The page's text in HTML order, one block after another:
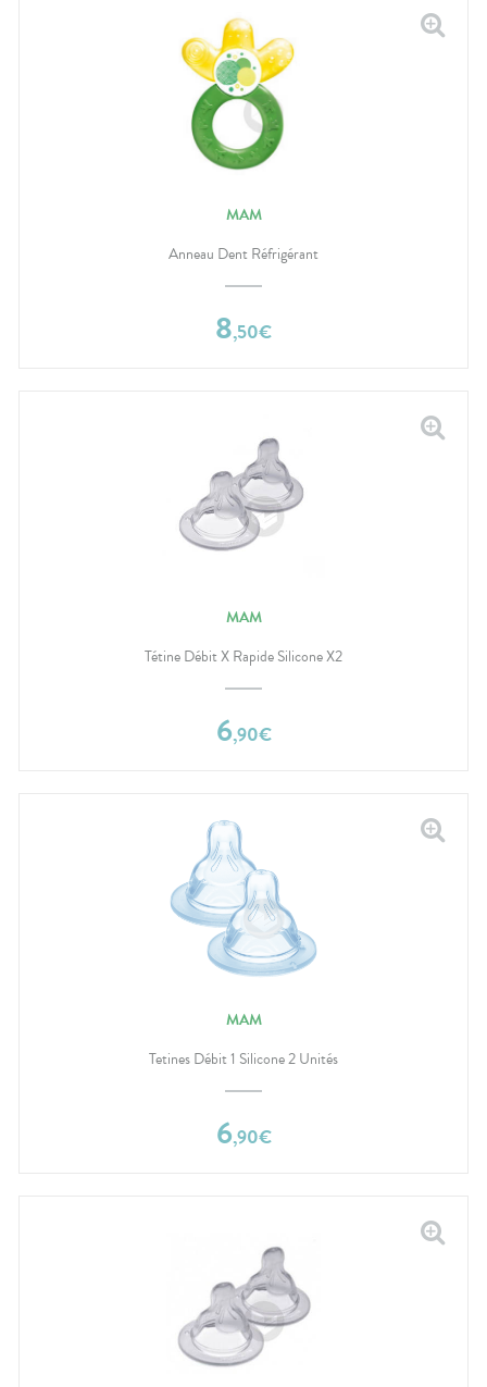
MAM
Anneau Dent Réfrigérant
8,50€
MAM
Tétine Débit X Rapide Silicone X2
6,90€
MAM
Tetines Débit 1 Silicone 2 Unités
6,90€